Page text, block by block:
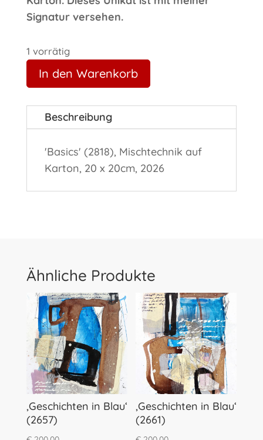
Signatur versehen.
1 vorrätig
In den Warenkorb
Beschreibung
'Basics' (2818), Mischtechnik auf
Karton, 20 x 20cm, 2026
Ähnliche Produkte
‚Geschichten in Blau‘
(2657)
‚Geschichten in Blau‘
(2661)